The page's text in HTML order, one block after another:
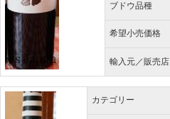
ブドウ品種
希望小売価格
輸入元／販売店
カテゴリー